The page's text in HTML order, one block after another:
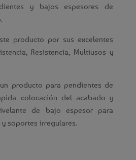
y bajos espesores de
producto por sus excelentes
Resistencia, Multiusos y
producto para pendientes de
colocación del acabado y
de bajo espesor para
soportes irregulares.